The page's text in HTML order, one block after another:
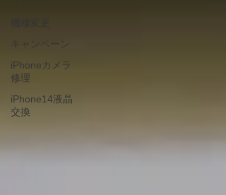
キャンペーン
iPhoneカメラ
修理
iPhone14液晶
交換